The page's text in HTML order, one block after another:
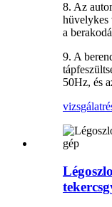
8. Az
hüvelykes
a
9. A
50Hz, és
vizsgálat